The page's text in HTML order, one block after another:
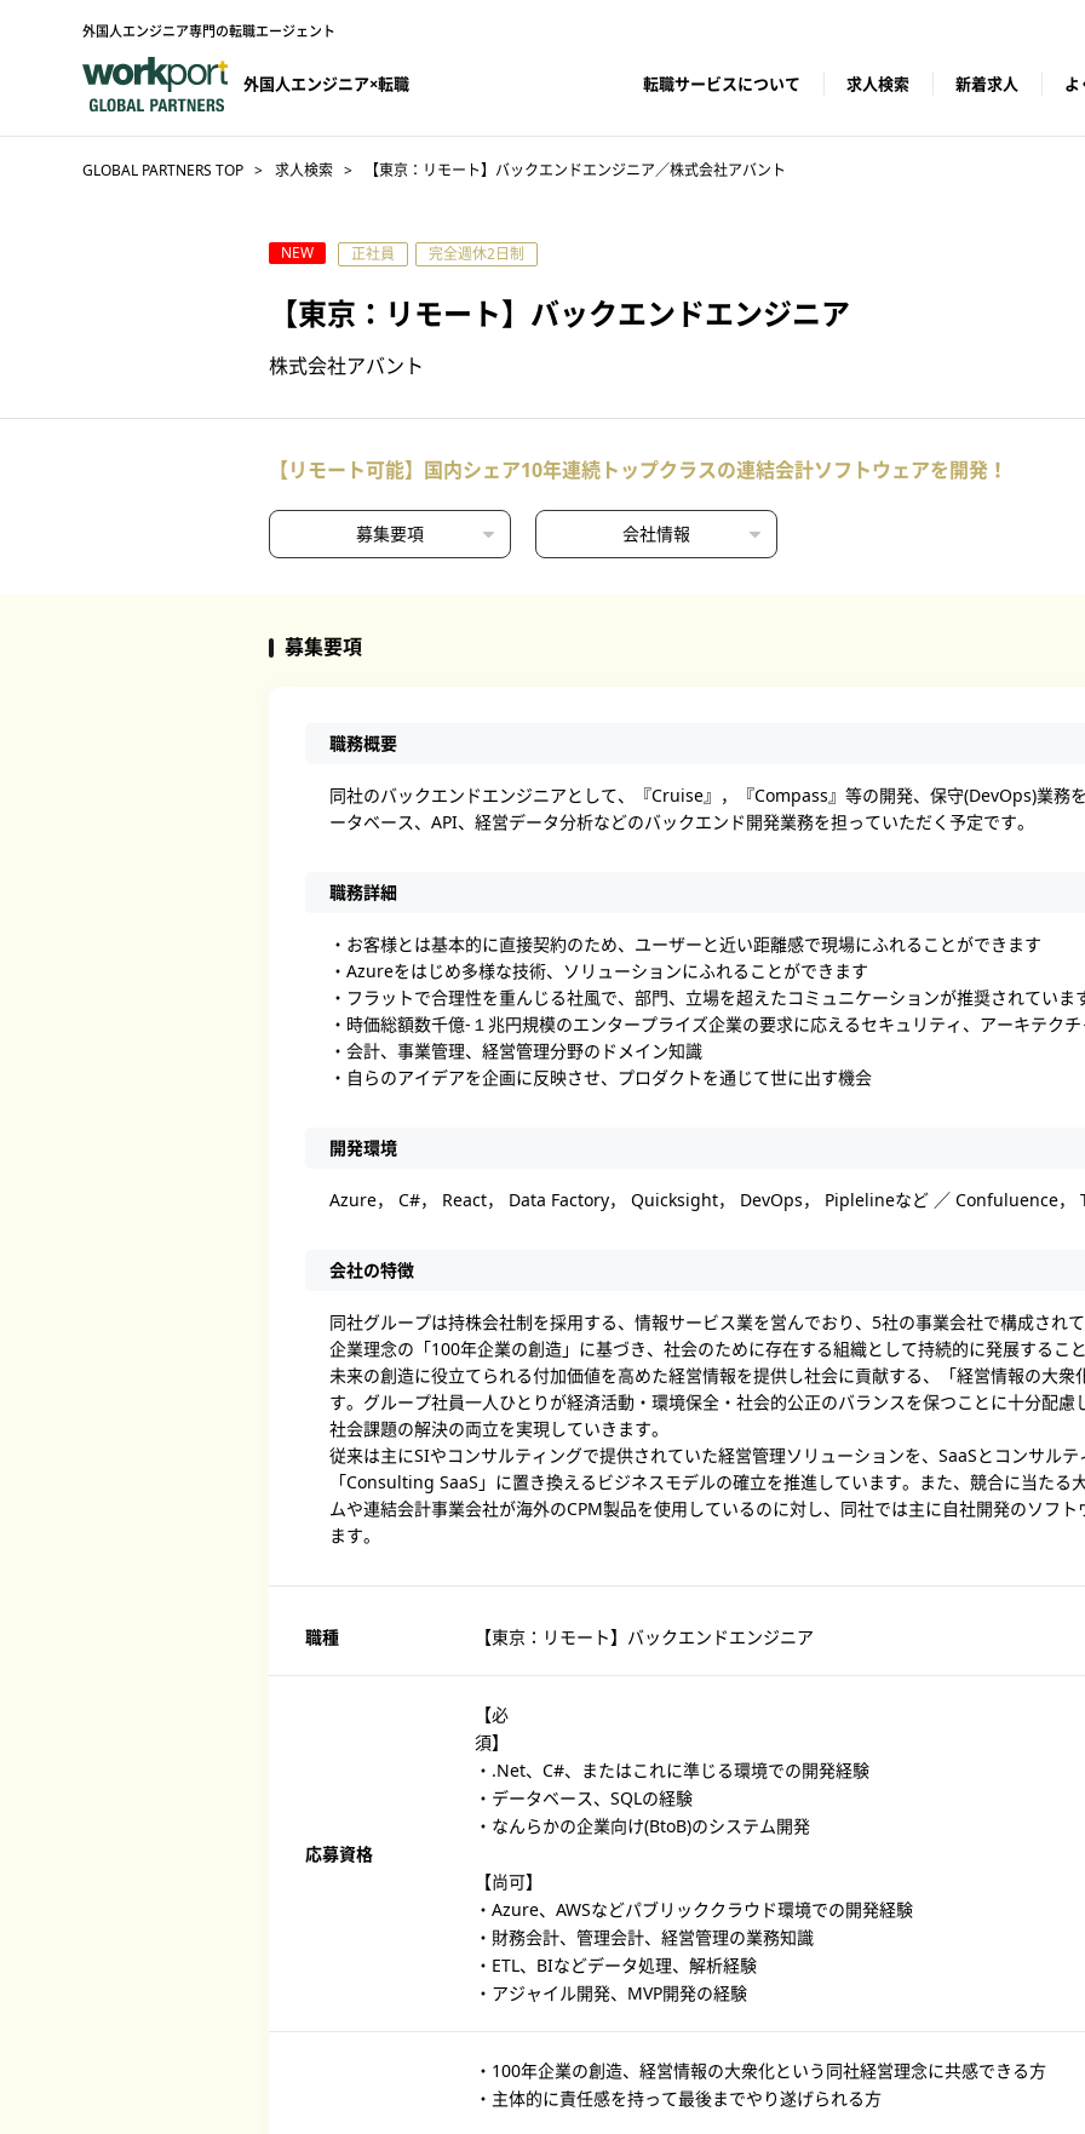
外国人エンジニア専門の転職エージェント
外国人エンジニア×転職 転職サービスについて 求人検索 新着求人 よ
GLOBAL PARTNERS TOP 求人検索 【東京：リモート】バックエンドエンジニア／株式会社アバント
NEW 正社員 完全週休2日制
【東京：リモート】バックエンドエンジニア
株式会社アバント
【リモート可能】国内シェア10年連続トップクラスの連結会計ソフトウェアを開発！
募集要項 会社情報
募集要項
職務概要
同社のバックエンドエンジニアとして、『Cruise』，『Compass』等の開発、保守(DevOps)業務
ータベース、API、経営データ分析などのバックエンド開発業務を担っていただく予定です。
職務詳細
・お客様とは基本的に直接契約のため、ユーザーと近い距離感で現場にふれることができます
・Azureをはじめ多様な技術、ソリューションにふれることができます
・フラットで合理性を重んじる社風で、部門、立場を超えたコミュニケーションが推奨されていま
・時価総額数千億-１兆円規模のエンタープライズ企業の要求に応えるセキュリティ、アーキテク
・会計、事業管理、経営管理分野のドメイン知識
・自らのアイデアを企画に反映させ、プロダクトを通じて世に出す機会
開発環境
Azure， C#， React， Data Factory， Quicksight， DevOps， Piplelineなど ／ Confuluence
会社の特徴
同社グループは持株会社制を採用する、情報サービス業を営んでおり、5社の事業会社で構成され
企業理念の「100年企業の創造」に基づき、社会のために存在する組織として持続的に発展するこ
未来の創造に役立てられる付加価値を高めた経営情報を提供し社会に貢献する、「経営情報の大衆
す。グループ社員一人ひとりが経済活動・環境保全・社会的公正のバランスを保つことに十分配慮
社会課題の解決の両立を実現していきます。
従来は主にSIやコンサルティングで提供されていた経営管理ソリューションを、SaaSとコンサル
「Consulting SaaS」に置き換えるビジネスモデルの確立を推進しています。また、競合に当たる
ムや連結会計事業会社が海外のCPM製品を使用しているのに対し、同社では主に自社開発のソフ
ます。
職種 【東京：リモート】バックエンドエンジニア
応募資格
【必
須
・.Net、C#、またはこれに準じる環境での開発経験
・データベース、SQLの経験
・なんらかの企業向け(BtoB)のシステム開発
【尚可】
・Azure、AWSなどパブリッククラウド環境での開発経験
・財務会計、管理会計、経営管理の業務知識
・ETL、BIなどデータ処理、解析経験
・アジャイル開発、MVP開発の経験
・100年企業の創造、経営情報の大衆化という同社経営理念に共感できる方
・主体的に責任感を持って最後までやり遂げられる方